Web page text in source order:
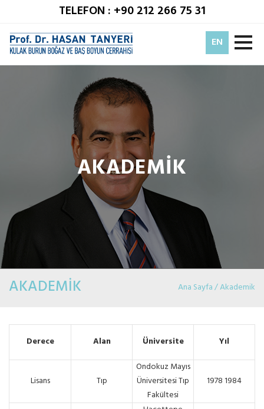
TELEFON : +90 212 266 75 31
EN
AKADEMİK
AKADEMİK Ana Sayfa / Akademik
Derece Alan Üniversite Yıl
Lisans Tıp
Ondokuz Mayıs
Üniversitesi Tıp
Fakültesi
1978 1984